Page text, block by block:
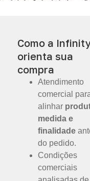
Como a
orienta sua
compra
Atendimento
comercial
alinhar
medida e
finalidade
do pedido.
Condições
comerciais